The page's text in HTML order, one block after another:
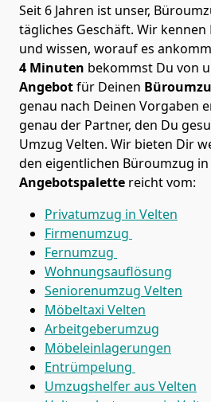
Seit 6 Jahren ist unser,
tägliches Geschäft. Wir
und wissen, worauf es
4 Minuten bekommst Du von
Angebotfür Deinen
genau nach Deinen Vorgaben
genau der Partner, den Du
Umzug Velten. Wir bieten Dir
den eigentlichen Büroumzug
Angebotspalette reicht vom:
Privatumzug in Velten
Firmenumzug
Fernumzug
Wohnungsauflösung
Seniorenumzug Velten
Möbeltaxi Velten
Arbeitgeberumzug
Möbeleinlagerungen
Entrümpelung
Umzugshelfer aus Velten